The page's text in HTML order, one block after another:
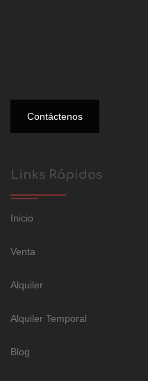
Contáctenos
Links Rápidos
Inicio
Venta
Alquiler
Alquiler Temporal
Blog